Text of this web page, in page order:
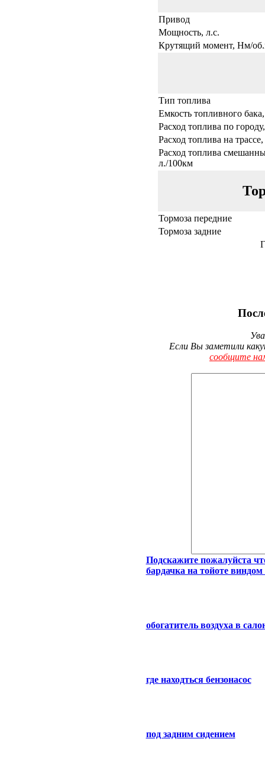
Привод
Мощность, л.с.
Крутящий момент, Нм/
Тип топлива
Емкость топливного
Расход топлива по
Расход топлива на
Расход топлива
л./100км
Тормоза передние
Тормоза задние
Если Вы заметили
сообщите
Подскажите пожалуйста
бардачка на тойоте
обогатитель воздуха в
где находться бензонасос
под задним сидением